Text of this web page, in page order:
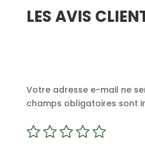
LES AVIS
Votre adresse e-mail ne
champs obligatoires sont